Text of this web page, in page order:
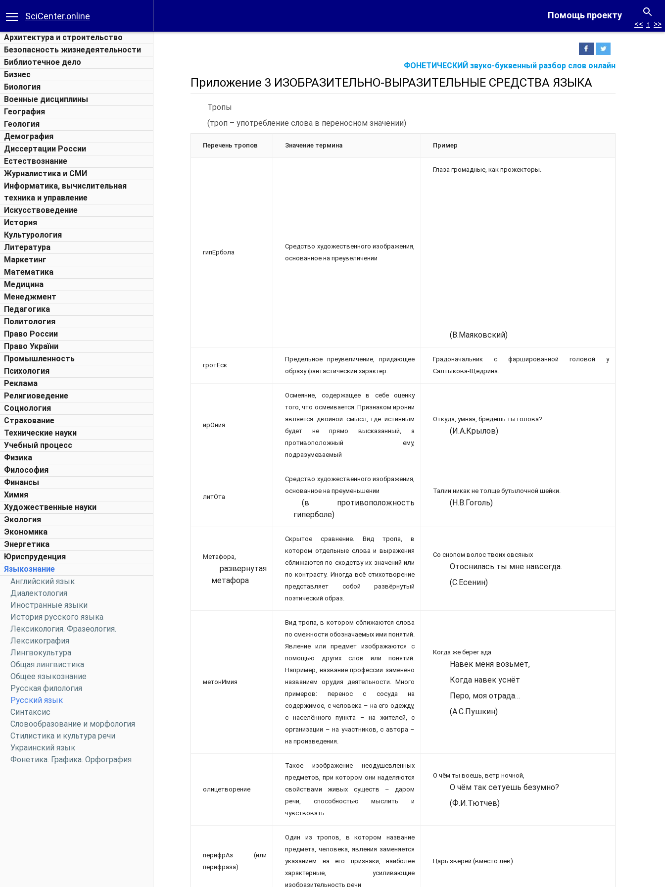
Помощь проекту
SciCenter.online
Архитектура и строительство
Безопасность жизнедеятельности
Библиотечное дело
Бизнес
Биология
Военные дисциплины
География
Геология
Демография
Диссертации России
Естествознание
Журналистика и СМИ
Информатика, вычислительная
техника и управление
Искусствоведение
История
Культурология
Литература
Маркетинг
Математика
Медицина
Менеджмент
Педагогика
Политология
Право России
Право України
Промышленность
Психология
Реклама
Религиоведение
Социология
Страхование
Технические науки
Учебный процесс
Физика
Философия
Финансы
Химия
Художественные науки
Экология
Экономика
Энергетика
Юриспруденция
Языкознание
Английский язык
Диалектология
Иностранные языки
История русского языка
Лексикология. Фразеология.
Лексикография
Лингвокультура
Общая лингвистика
Общее языкознание
Русская филология
Русский язык
Синтаксис
Словообразование и морфология
Стилистика и культура речи
Украинский язык
Фонетика. Графика. Орфография
ФОНЕТИЧЕСКИЙ звуко-буквенный разбор слов онлайн
<< ↑ >>
Приложение 3 ИЗОБРАЗИТЕЛЬНО-ВЫРАЗИТЕЛЬНЫЕ СРЕДСТВА ЯЗЫКА
Тропы
(троп – употребление слова в переносном значении)
Перечень тропов Значение термина Пример
гипЕрбола
Средство художественного изображения,
основанное на преувеличении
Глаза громадные, как прожекторы.
(В.Маяковский)
гротЕск
Предельное преувеличение, придающее
образу фантастический характер.
Градоначальник с фаршированной головой у
Салтыкова-Щедрина.
ирОния
Осмеяние, содержащее в себе оценку
того, что осмеивается. Признаком иронии
является двойной смысл, где истинным
будет не прямо высказанный, а
противоположный ему,
подразумеваемый
Откуда, умная, бредешь ты голова?
(И.А.Крылов)
литОта
Средство художественного изображения,
основанное на преуменьшении
(в противоположность
гиперболе)
Талии никак не толще бутылочной шейки.
(Н.В.Гоголь)
Метафора,
развернутая
метафора
Скрытое сравнение. Вид тропа, в
котором отдельные слова и выражения
сближаются по сходству их значений или
по контрасту. Иногда всё стихотворение
представляет собой развёрнутый
поэтический образ.
Со снопом волос твоих овсяных
Отоснилась ты мне навсегда.
(С.Есенин)
метонИмия
Вид тропа, в котором сближаются слова
по смежности обозначаемых ими понятий.
Явление или предмет изображаются с
помощью других слов или понятий.
Например, название профессии заменено
названием орудия деятельности. Много
примеров: перенос с сосуда на
содержимое, с человека – на его одежду,
с населённого пункта – на жителей, с
организации – на участников, с автора –
на произведения.
Когда же берег ада
Навек меня возьмет,
Когда навек уснёт
Перо, моя отрада…
(А.С.Пушкин)
олицетворение
Такое изображение неодушевленных
предметов, при котором они наделяются
свойствами живых существ – даром
речи, способностью мыслить и
чувствовать
О чём ты воешь, ветр ночной,
О чём так сетуешь безумно?
(Ф.И.Тютчев)
перифрАз (или
перифраза)
Один из тропов, в котором название
предмета, человека, явления заменяется
указанием на его признаки, наиболее
характерные, усиливающие
изобразительность речи
Царь зверей (вместо лев)